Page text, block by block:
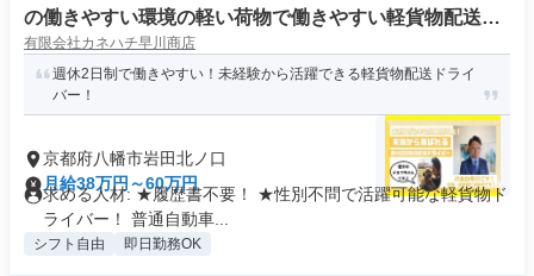
の働きやすい環境の軽い荷物で働きやすい軽貨物配送ド
ライバー
有限会社カネハチ早川商店
週休2日制で働きやすい！未経験から活躍できる軽貨物配送ドライ
バー！
京都府八幡市岩田北ノ口
月給38万円～60万円
求める人材: ★履歴書不要！ ★性別不問で活躍可能な軽貨物ド
ライバー！ 普通自動車...
シフト自由 即日勤務OK